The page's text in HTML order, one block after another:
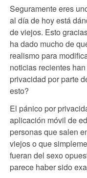
Seguramente eres
al día de hoy está
de viejos. Esto
ha dado mucho de
realismo para
noticias recientes
privacidad por parte
esto?
El pánico por
aplicación móvil de
personas que salen
viejos o que
fueran del sexo
parece haber sido